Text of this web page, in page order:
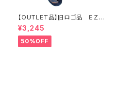
【OUTLET品】旧ロゴ品 ＥＺＹ
ＤＯＧ ハーネスＬ デニム
¥3,245
50%OFF